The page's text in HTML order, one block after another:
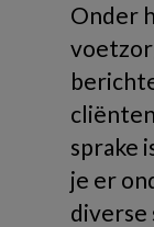
Onder
sprake
je er
diverse